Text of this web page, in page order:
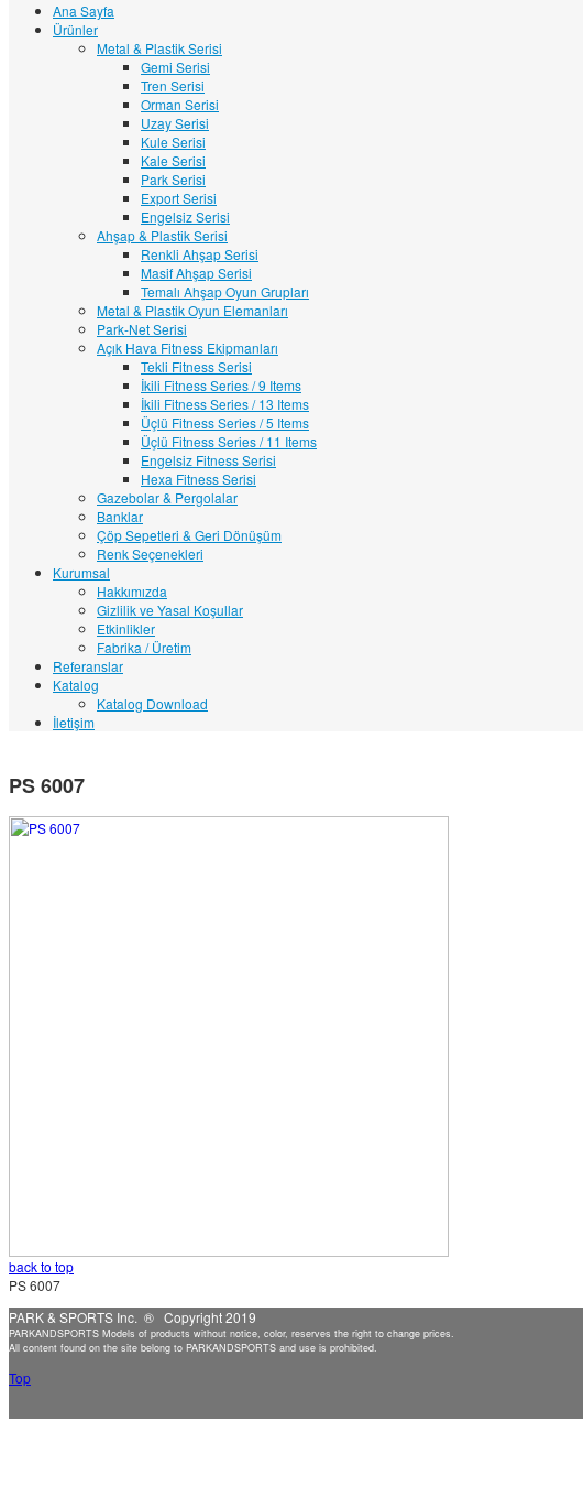
Ana Sayfa
Ürünler
Metal & Plastik Serisi
Gemi Serisi
Tren Serisi
Orman Serisi
Uzay Serisi
Kule Serisi
Kale Serisi
Park Serisi
Export Serisi
Engelsiz Serisi
Ahşap & Plastik Serisi
Renkli Ahşap Serisi
Masif Ahşap Serisi
Temalı Ahşap Oyun Grupları
Metal & Plastik Oyun Elemanları
Park-Net Serisi
Açık Hava Fitness Ekipmanları
Tekli Fitness Serisi
İkili Fitness Series / 9 Items
İkili Fitness Series / 13 Items
Üçlü Fitness Series / 5 Items
Üçlü Fitness Series / 11 Items
Engelsiz Fitness Serisi
Hexa Fitness Serisi
Gazebolar & Pergolalar
Banklar
Çöp Sepetleri & Geri Dönüşüm
Renk Seçenekleri
Kurumsal
Hakkımızda
Gizlilik ve Yasal Koşullar
Etkinlikler
Fabrika / Üretim
Referanslar
Katalog
Katalog Download
İletişim
PS 6007
back to top
PS 6007
PARK & SPORTS Inc. ® Copyright 2019
PARKANDSPORTS Models of products without notice, color, reserves the right to change prices.
All content found on the site belong to PARKANDSPORTS and use is prohibited.
Top